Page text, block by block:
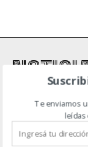
MAQUINARIA
Te enviamos
leídas